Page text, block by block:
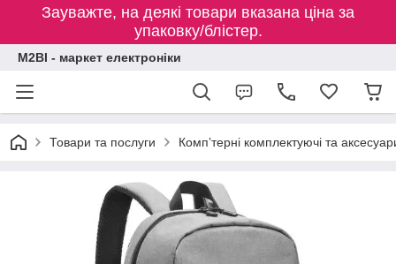
Зауважте, на деякі товари вказана ціна за
упаковку/блістер.
M2BI - маркет електроніки
Товари та послуги Компʼтерні комплектуючі та